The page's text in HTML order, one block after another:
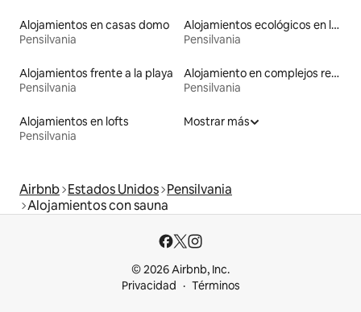
Alojamientos en casas domo
Pensilvania
Alojamientos ecológicos en la naturaleza
Pensilvania
Alojamientos frente a la playa
Pensilvania
Alojamiento en complejos residenciales
Pensilvania
Alojamientos en lofts
Pensilvania
Mostrar más
Airbnb Estados Unidos Pensilvania
Alojamientos con sauna
© 2026 Airbnb, Inc.
Privacidad
Términos